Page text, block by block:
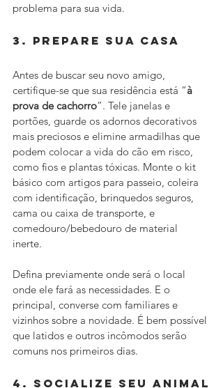
problema para sua vida.
3. Prepare sua casa
Antes de buscar seu novo amigo,
certifique-se que sua residência está “à
prova de cachorro”. Tele janelas e
portões, guarde os adornos decorativos
mais preciosos e elimine armadilhas que
podem colocar a vida do cão em risco,
como fios e plantas tóxicas. Monte o kit
básico com artigos para passeio, coleira
com identificação, brinquedos seguros,
cama ou caixa de transporte, e
comedouro/bebedouro de material
inerte.
Defina previamente onde será o local
onde ele fará as necessidades. E o
principal, converse com familiares e
vizinhos sobre a novidade. É bem possível
que latidos e outros incômodos serão
comuns nos primeiros dias.
4. Socialize seu animal